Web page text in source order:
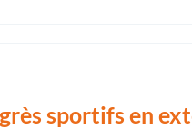
sportifs en